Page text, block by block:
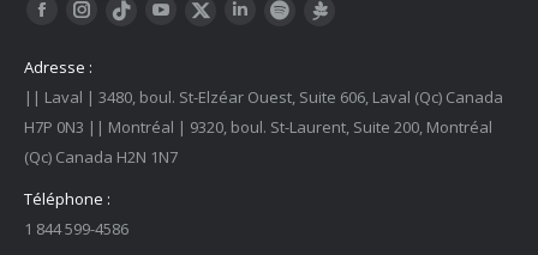
Trouvez nous sur :
FacebookInstagram
Tiktok YouTubeTwitter LinkedInSpotify
Adresse :
|| Laval | 3480, boul. St-Elzéar Ouest, Suite 606, Laval (Qc) Canada
H7P 0N3 || Montréal | 9320, boul. St-Laurent, Suite 200, Montréal
(Qc) Canada H2N 1N7
Téléphone :
1 844 599-4586